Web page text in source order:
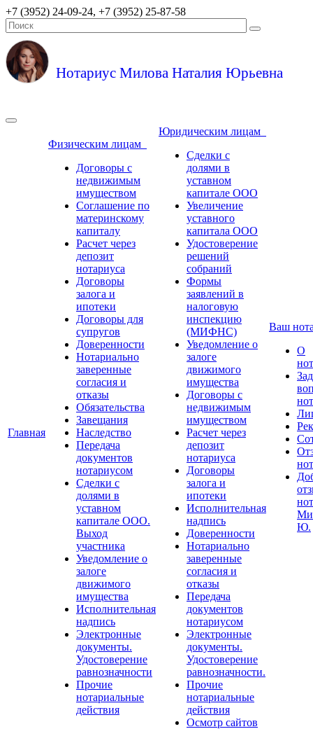
+7 (3952) 24-09-24, +7 (3952) 25-87-58
Нотариус Милова Наталия Юрьевна
Главная
Физическим лицам
Договоры с
недвижимым
имуществом
Соглашение по
материнскому
капиталу
Расчет через
депозит
нотариуса
Договоры
залога и
ипотеки
Договоры для
супругов
Доверенности
Нотариально
заверенные
согласия и
отказы
Обязательства
Завещания
Наследство
Передача
документов
нотариусом
Сделки с
долями в
уставном
капитале ООО.
Выход
участника
Уведомление о
залоге
движимого
имущества
Исполнительная
надпись
Электронные
документы.
Удостоверение
равнозначности
Прочие
нотариальные
действия
Юридическим лицам
Сделки с
долями в
уставном
капитале ООО
Увеличение
уставного
капитала ООО
Удостоверение
решений
собраний
Формы
заявлений в
налоговую
инспекцию
(МИФНС)
Уведомление о
залоге
движимого
имущества
Договоры с
недвижимым
имуществом
Расчет через
депозит
нотариуса
Договоры
залога и
ипотеки
Исполнительная
надпись
Доверенности
Нотариально
заверенные
согласия и
отказы
Передача
документов
нотариусом
Электронные
документы.
Удостоверение
равнозначности.
Прочие
нотариальные
действия
Осмотр сайтов
Ваш
О
Ю.